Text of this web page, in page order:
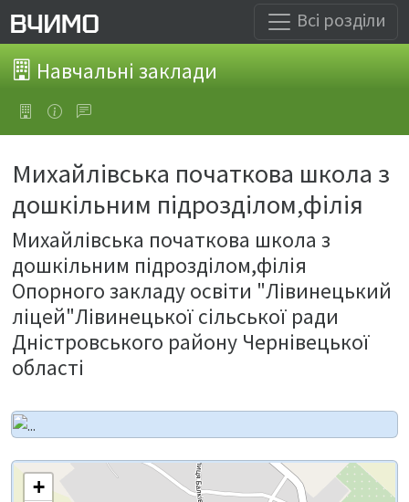
Всі розділи
Навчальні заклади
Михайлівська початкова школа з
дошкільним підрозділом,філія
Михайлівська початкова школа з
дошкільним підрозділом,філія
Опорного закладу освіти "Лівинецький
ліцей"Лівинецької сільської ради
Дністровського району Чернівецької
області
+